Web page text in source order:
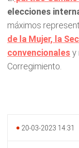
elecciones
máximos
de la Mujer, la
convencionales y
Corregimiento.
20-03-2023 14:31